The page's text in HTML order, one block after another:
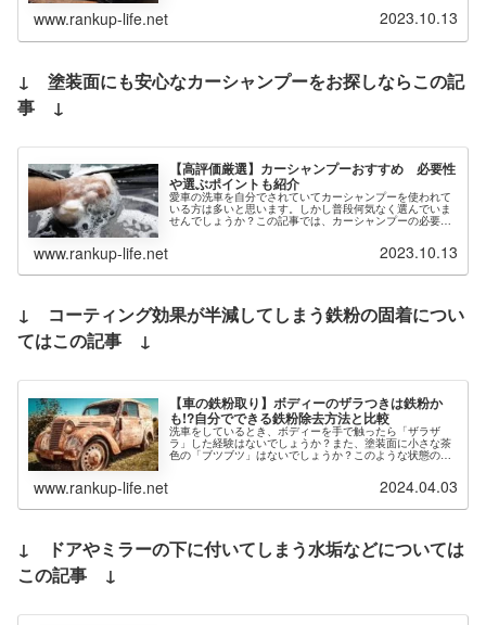
www.rankup-life.net 2023.10.13
↓ 塗装面にも安心なカーシャンプーをお探しならこの記
事 ↓
【高評価厳選】カーシャンプーおすすめ 必要性
や選ぶポイントも紹介
愛車の洗車を自分でされていてカーシャンプーを使われて
いる方は多いと思います。しかし普段何気なく選んでいま
せんでしょうか？この記事では、カーシャンプーの必要性
www.rankup-life.net 2023.10.13
↓ コーティング効果が半減してしまう鉄粉の固着につい
てはこの記事 ↓
【車の鉄粉取り】ボディーのザラつきは鉄粉か
も!?自分でできる鉄粉除去方法と比較
洗車をしているとき、ボディーを手で触ったら「ザラザ
ラ」した経験はないでしょうか？また、塗装面に小さな茶
色の「ブツブツ」はないでしょうか？このような状態の正
体は、鉄粉の可能性があります。この記事では、厄介な鉄
www.rankup-life.net 2024.04.03
↓ ドアやミラーの下に付いてしまう水垢などについては
この記事 ↓